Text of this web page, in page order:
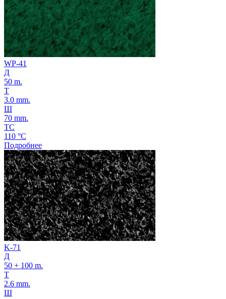
WP-41
Д
50 m.
Т
3.0 mm.
Ш
70 mm.
ТС
110 °C
Подробнее
K-71
Д
50 + 100 m.
Т
2.6 mm.
Ш